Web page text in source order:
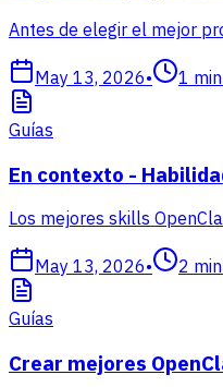
Antes de elegir el mejor
May 13, 2026• 1
Guías
En contexto -
Los mejores skills
May 13, 2026• 2
Guías
Crear mejores